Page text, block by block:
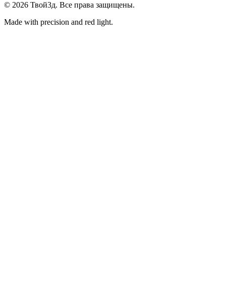
© 2026 Твой3д. Все права защищены.
Made with precision and red light.